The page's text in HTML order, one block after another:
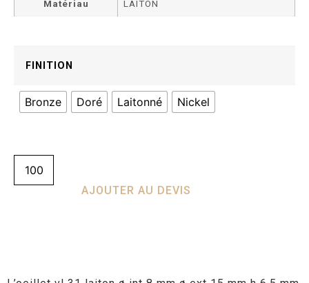
Matériau LAITON
FINITION
Bronze Doré Laitonné Nickel
AJOUTER AU DEVIS